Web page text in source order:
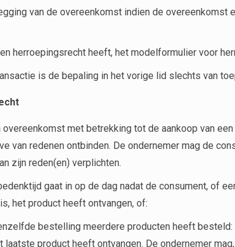
van de overeenkomst indien de overeenkomst
herroepingsrecht heeft, het modelformulier voor
is de bepaling in het vorige lid slechts van
overeenkomst met betrekking tot de aankoop van
van redenen ontbinden. De ondernemer mag de
zijn reden(en) verplichten.
gaat in op de dag nadat de consument, of
het product heeft ontvangen, of:
bestelling meerdere producten heeft
laatste product heeft ontvangen. De ondernemer